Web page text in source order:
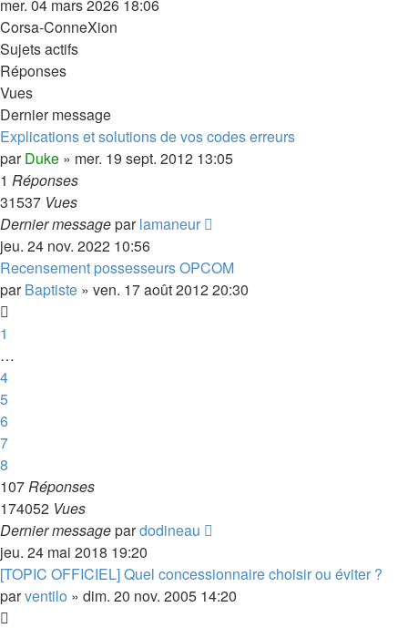
mer. 04 mars 2026 18:06
Corsa-ConneXion
Sujets actifs
Réponses
Vues
Dernier message
Explications et solutions de vos codes erreurs
parDuke » mer. 19 sept. 2012 13:05
1 Réponses
31537 Vues
Dernier messageparlamaneur
jeu. 24 nov. 2022 10:56
Recensement possesseurs OPCOM
parBaptiste » ven. 17 août 2012 20:30
1
…
4
5
6
7
8
107Réponses
174052 Vues
Dernier messagepardodineau
jeu. 24 mai 2018 19:20
[TOPIC OFFICIEL] Quel concessionnaire choisir ou éviter ?
parventilo » dim. 20 nov. 2005 14:20